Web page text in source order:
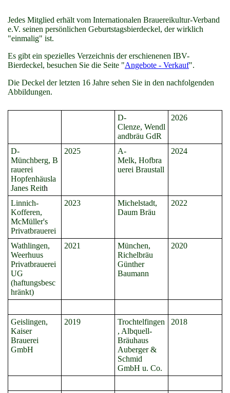
Jedes Mitglied erhält vom Internationalen Brauereikultur-Verband
e.V. seinen persönlichen Geburtstagsbierdeckel, der wirklich
"einmalig" ist.
Es gibt ein spezielles Verzeichnis der erschienenen IBV-
Bierdeckel, besuchen Sie die Seite "Angebote - Verkauf".
Die Deckel der letzten 16 Jahre sehen Sie in den nachfolgenden
Abbildungen.
D-
Clenze, Wendl
andbräu GdR
2026
D-
Münchberg, B
rauerei
Hopfenhäusla
Janes Reith
2025
A-
Melk, Hofbra
uerei Braustall
2024
Linnich-
Kofferen,
McMüller's
Privatbrauerei
2023
Michelstadt,
Daum Bräu
2022
Wathlingen,
Weerhuus
Privatbrauerei
UG
(haftungsbesc
hränkt)
2021
München,
Richelbräu
Günther
Baumann
2020
Geislingen,
Kaiser
Brauerei
GmbH
2019
Trochtelfingen
, Albquell-
Bräuhaus
Auberger &
Schmid
GmbH u. Co.
2018